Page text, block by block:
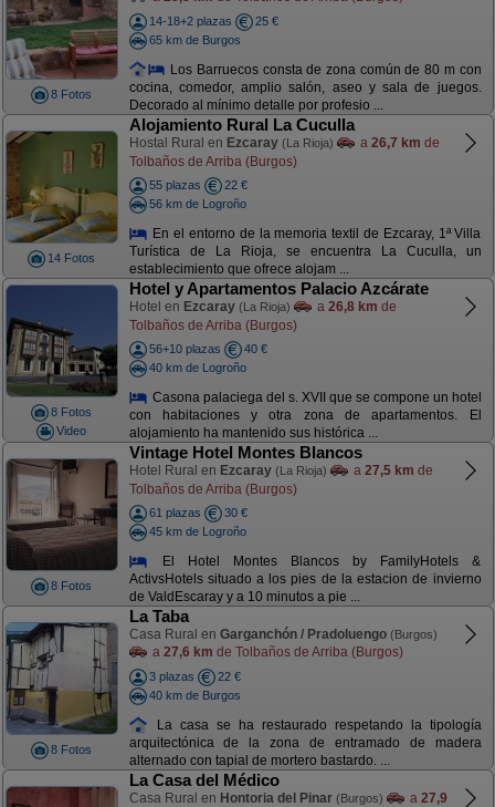
8 Fotos
14-18+2 plazas
25 €
65 km de Burgos
Los Barruecos consta de zona común de 80 m con
cocina, comedor, amplio salón, aseo y sala de juegos.
Decorado al mínimo detalle por profesio ...
14 Fotos
Alojamiento Rural La Cuculla
Hostal Rural en Ezcaray (La Rioja) a 26,7 km de
Tolbaños de Arriba (Burgos)
55 plazas
22 €
56 km de Logroño
En el entorno de la memoria textil de Ezcaray, 1ª Villa
Turística de La Rioja, se encuentra La Cuculla, un
establecimiento que ofrece alojam ...
8 Fotos
Video
Hotel y Apartamentos Palacio Azcárate
Hotel en Ezcaray (La Rioja) a 26,8 km de
Tolbaños de Arriba (Burgos)
56+10 plazas
40 €
40 km de Logroño
Casona palaciega del s. XVII que se compone un hotel
con habitaciones y otra zona de apartamentos. El
alojamiento ha mantenido sus histórica ...
8 Fotos
Vintage Hotel Montes Blancos
Hotel Rural en Ezcaray (La Rioja) a 27,5 km de
Tolbaños de Arriba (Burgos)
61 plazas
30 €
45 km de Logroño
El Hotel Montes Blancos by FamilyHotels &
ActivsHotels situado a los pies de la estacion de invierno
de ValdEscaray y a 10 minutos a pie ...
8 Fotos
La Taba
Casa Rural en Garganchón / Pradoluengo (Burgos)
a 27,6 km de Tolbaños de Arriba (Burgos)
3 plazas
22 €
40 km de Burgos
La casa se ha restaurado respetando la tipología
arquitectónica de la zona de entramado de madera
alternado con tapial de mortero bastardo. ...
La Casa del Médico
Casa Rural en Hontoria del Pinar (Burgos) a 27,9